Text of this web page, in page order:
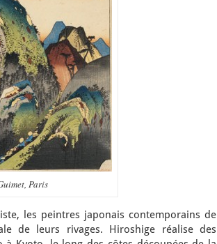
Paris
les peintres japonais contemporains de
de leurs rivages. Hiroshige réalise des